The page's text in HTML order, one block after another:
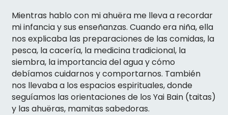
Mientras hablo con mi ahuëra me lleva a recordar
mi infancia y sus enseñanzas. Cuando era niña, ella
nos explicaba las preparaciones de las comidas, la
pesca, la cacería, la medicina tradicional, la
siembra, la importancia del agua y cómo
debíamos cuidarnos y comportarnos. También
nos llevaba a los espacios espirituales, donde
seguíamos las orientaciones de los Yai Bain (taitas)
y las ahuëras, mamitas sabedoras.